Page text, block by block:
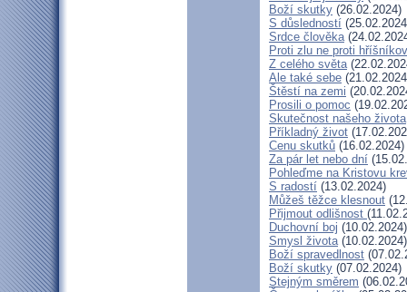
Boží skutky (26.02.2024)
S důsledností
Srdce člověka
Proti zlu ne proti
Z celého světa
Ale také sebe
Štěstí na zemi
Prosili o pomoc
Skutečnost našeho života
Příkladný život
Cenu skutků (16.02.2024)
Za pár let nebo dní
Pohleďme na Kristovu
S radostí (13.02.2024)
Můžeš těžce klesnout
Přijmout odlišnost
Duchovní boj (10.02.2024)
Smysl života(10.02.2024)
Boží spravedlnost
Boží skutky (07.02.2024)
Stejným směrem